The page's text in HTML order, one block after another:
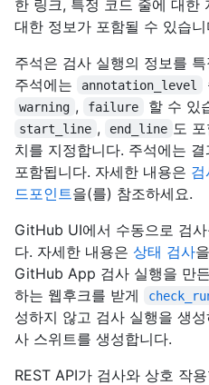
한 링크, 특정 코드 줄에 대한
대한 정보가 포함될 수 있습니
주석은 검사 실행의 정보를
주석에는
annotation_level
warning , failure 할 수 있
start_line , end_line 도
치를 지정합니다. 주석에는
포함됩니다. 자세한 내용은
드포인트을(를) 참조하세요.
GitHub UI에서 수동으로 검
다. 자세한 내용은 상태 검사
GitHub App 검사 실행을 만
하는 웹후크를 받게
성하지 않고 검사 실행을 생
사 스위트를 생성합니다.
REST API가 검사와 상호 작